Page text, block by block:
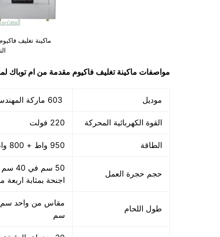
ماكينة تغليف
مواصفات ماكينة تغليف فاكيوم مقدمة من ام توباك
موديل
القوة الكهربائية المحركة 220 فولت
الطاقة 950 واط + 800 واط اللحام
حجم حجرة العمل
اجنحة بمثابة اربعة
طول اللحام
سم